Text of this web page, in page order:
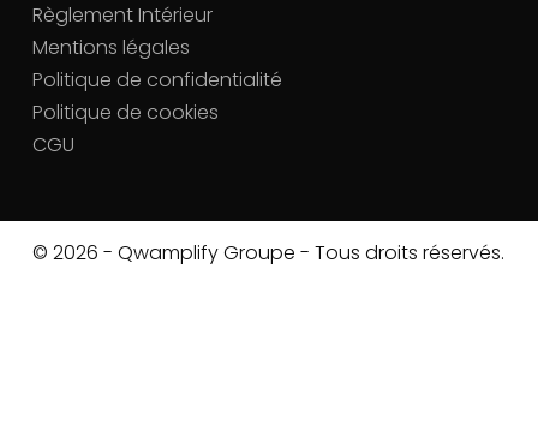
Règlement Intérieur
Mentions légales
Politique de confidentialité
Politique de cookies
CGU
© 2026 - Qwamplify Groupe - Tous droits réservés.